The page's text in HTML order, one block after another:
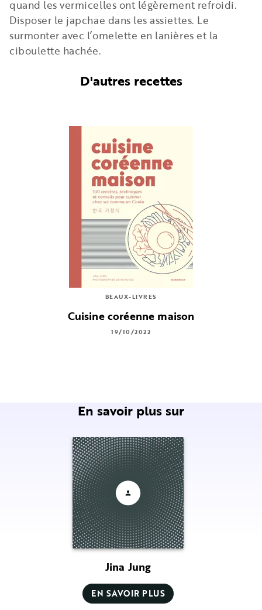
quand les vermicelles ont légèrement refroidi.
Disposer le japchae dans les assiettes. Le
surmonter avec l’omelette en lanières et la
ciboulette hachée.
D'autres recettes
BEAUX-LIVRES
Cuisine coréenne maison
19/10/2022
En savoir plus sur
Jina Jung
EN SAVOIR PLUS